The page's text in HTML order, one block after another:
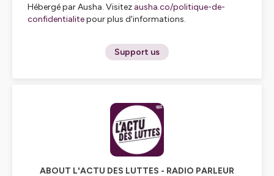
Hébergé par Ausha. Visitez ausha.co/politique-de-
confidentialitepour plus d'informations.
Support us
ABOUT L'ACTU DES LUTTES - RADIO PARLEUR